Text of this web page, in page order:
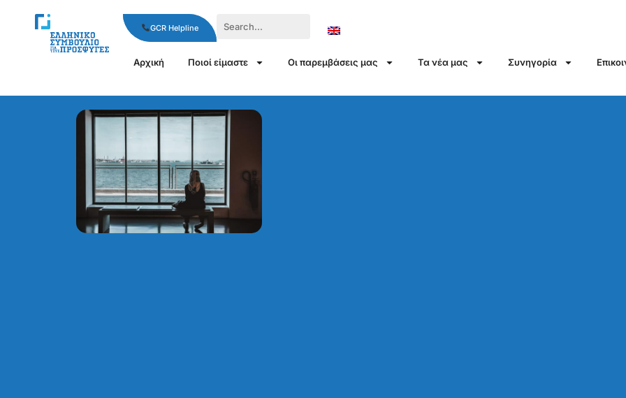
GCR Helpline
Αρχική Ποιοί είμαστε Οι παρεμβάσεις μας Τα νέα μας Συνηγορία